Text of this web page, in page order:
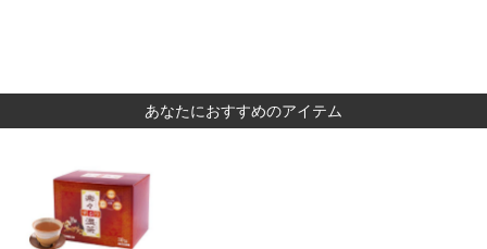
あなたにおすすめのアイテム